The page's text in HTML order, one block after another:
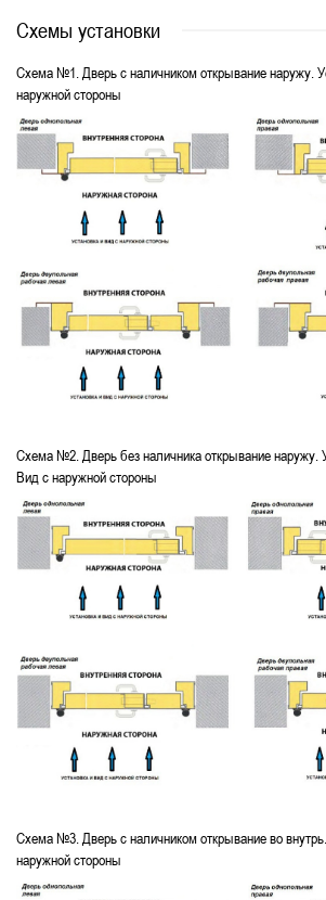
Схемы установки
Схема №1. Дверь с наличником открывание наружу.
наружной стороны
Схема №2. Дверь без наличника открывание наружу.
Вид с наружной стороны
Схема №3. Дверь с наличником открывание во
наружной стороны